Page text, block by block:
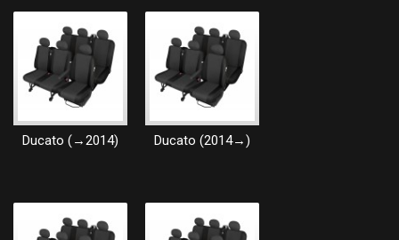
Ducato (→2014) Ducato (2014→)